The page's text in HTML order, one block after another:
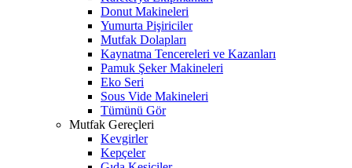
Donut Makineleri
Yumurta Pişiriciler
Mutfak Dolapları
Kaynatma Tencereleri ve Kazanları
Pamuk Şeker Makineleri
Eko Seri
Sous Vide Makineleri
Tümünü Gör
Mutfak Gereçleri
Kevgirler
Kepçeler